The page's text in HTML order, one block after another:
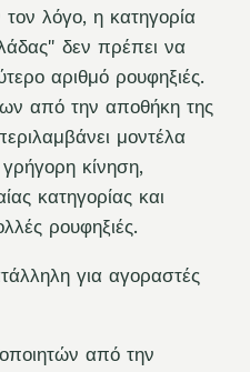
λόγο, η κατηγορία
δεν πρέπει να
αριθμό ρουφηξιές.
από την αποθήκη της
μοντέλα
κίνηση,
κατηγορίας και
ρουφηξιές.
για αγοραστές
από την